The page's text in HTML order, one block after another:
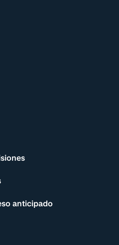
anticipado